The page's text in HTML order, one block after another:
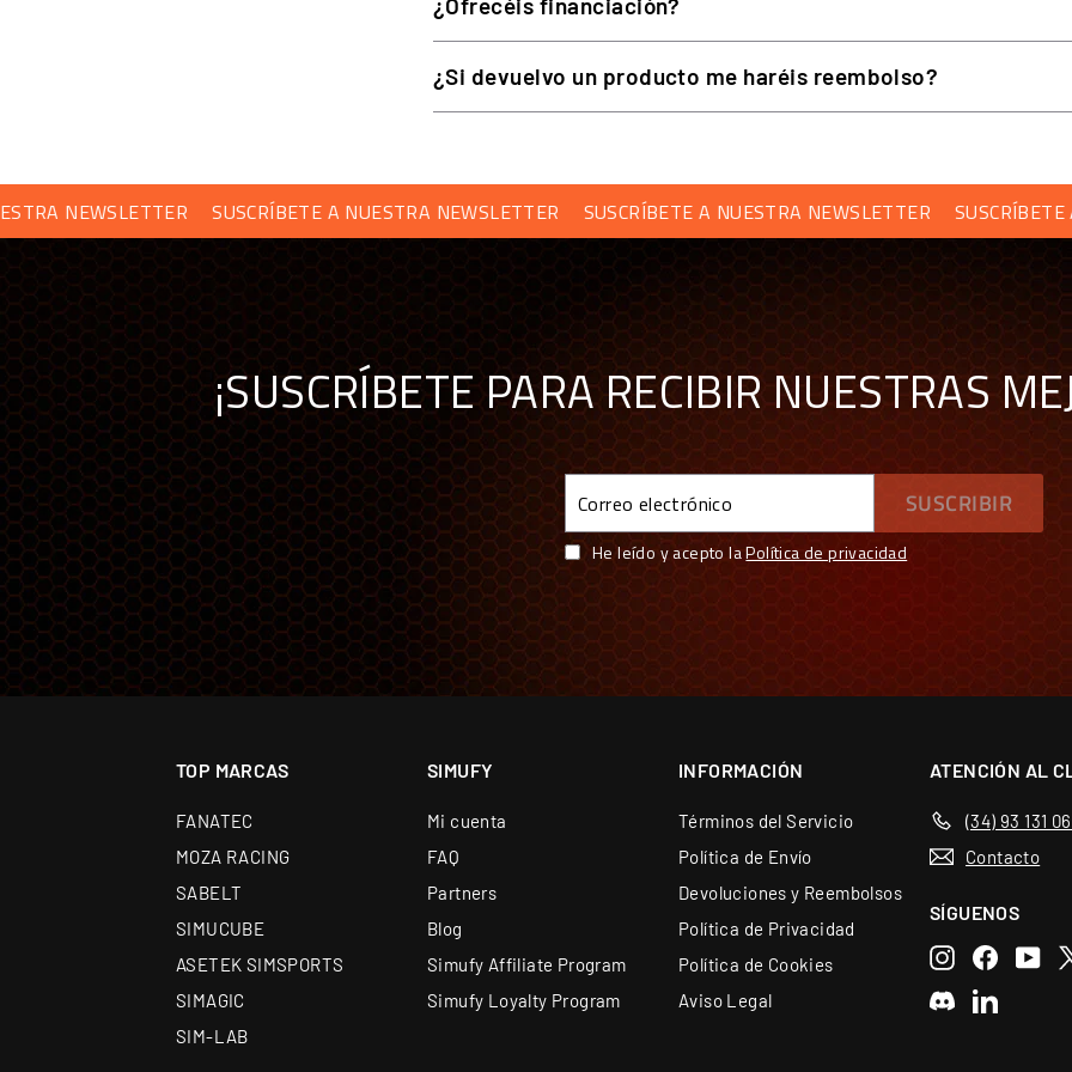
de grado aeronáutico para el tablero, la placa base y el aro, por lo que el
QUICK RELEASE EXCLUSIVO
0 holgura!
LEVAS DE CAMBIO MAGNÉTICAS DE FIBRA DE CARBONO FORJADO
Las levas de cambiomagnéticastienen una sensación firme con un diseño espectacular defibra de carbono
levas sean extremadamente estables y garantiza que no se pierda ni un cambio de marcha.
TECNOLOGÍA INALÁMBRICA MOZA
La tecnología de señal inalámbrica 2.4G de MOZA permite carreras fáciles y sin complicaciones, lo que
transmisión por cable.
¿Si devuelvo un producto me haréis reembolso?
SUSCRÍBETE A NUESTRA NEWSLETTER SUSCRÍBETE A NUESTRA NEWSLETTER SUSCRÍBETE A
¡SUSCRÍBETE PARA RECIBIR NUESTRAS
electrónico
SUSCRIBIR
He leído y acepto laPolítica de privacidad
TOP MARCAS
FANATEC
MOZA RACING
SABELT
SIMUCUBE
ASETEK SIMSPORTS
SIMAGIC
SIM-LAB
SIMUFY
Mi cuenta
FAQ
Partners
Blog
Simufy Affiliate Program
Simufy Loyalty Program
INFORMACIÓN
Términos del Servicio
Política de Envío
Devoluciones y Reembolsos
Política de Privacidad
Política de Cookies
Aviso Legal
ATENCIÓN AL
(34) 93 131
Contacto
SÍGUENOS
Instagram
X
Discord